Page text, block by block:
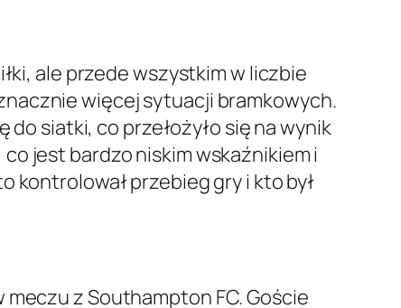
ale przede wszystkim w liczbie
więcej sytuacji bramkowych.
do siatki, co przełożyło się na wynik
co jest bardzo niskim wskaźnikiem i
kontrolował przebieg gry i kto był
z Southampton FC. Goście